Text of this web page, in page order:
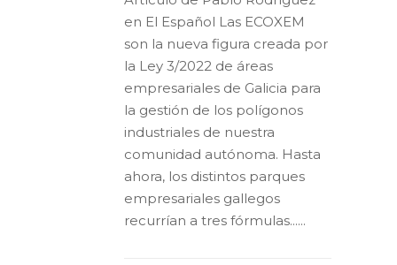
en El Español Las ECOXEM
son la nueva figura creada por
la Ley 3/2022 de áreas
empresariales de Galicia para
la gestión de los polígonos
industriales de nuestra
comunidad autónoma. Hasta
ahora, los distintos parques
empresariales gallegos
recurrían a tres fórmulas......